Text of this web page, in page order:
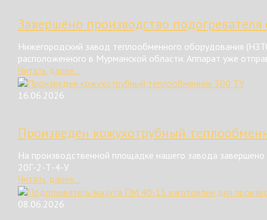
Завершено производство
Нижегородский завод теплообменного оборудования
расположенного в Мурманской области. Аппарат уже
Читать далее...
16.06.2026
Произведен кожухотрубный
На производственной площадке нашего завода
20Г-2-Т-4-У
Читать далее...
08.06.2026